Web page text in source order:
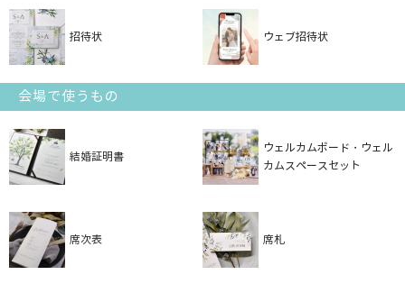
招待状 ウェブ招待状
会場で使うもの
結婚証明書
ウェルカムボード・ウェル
カムスペースセット
席次表 席札